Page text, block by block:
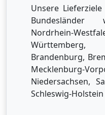
Unsere
Bundesländer
Nordrhein-
Brandenburg,
Mecklenburg-
Niedersachsen,
Schleswig-